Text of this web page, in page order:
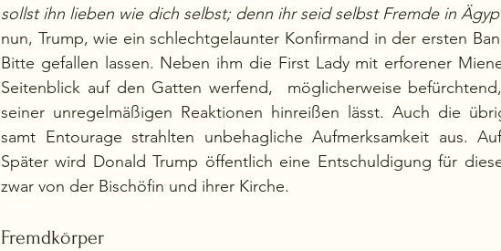
sollst ihn lieben wie dich selbst; denn ihr seid selbst Fremde in
nun, Trump, wie ein schlechtgelaunter Konfirmand in der ersten
Bitte gefallen lassen. Neben ihm die First Lady mit erforener
Seitenblick auf den Gatten werfend,  möglicherweise
seiner unregelmäßigen Reaktionen hinreißen lässt. Auch die
samt Entourage strahlten unbehagliche Aufmerksamkeit aus.
Später wird Donald Trump öffentlich eine Entschuldigung für
zwar von der Bischöfin und ihrer Kirche.
Fremdkörper